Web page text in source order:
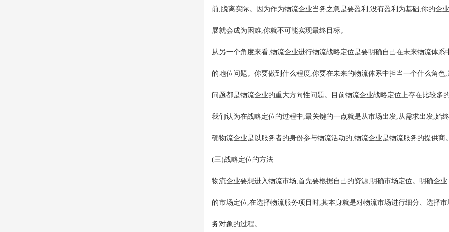
前,脱离实际。因为作为物流企业当务之急是要盈利,没有盈利为基础,你的企
展就会成为困难,你就不可能实现最终目标。
从另一个角度来看,物流企业进行物流战略定位是要明确自己在未来物流体系
的地位问题。你要做到什么程度,你要在未来的物流体系中担当一个什么角色,
问题都是物流企业的重大方向性问题。目前物流企业战略定位上存在比较多
我们认为在战略定位的过程中,最关键的一点就是从市场出发,从需求出发,始
确物流企业是以服务者的身份参与物流活动的,物流企业是物流服务的提供商
(三)战略定位的方法
物流企业要想进入物流市场,首先要根据自己的资源,明确市场定位。明确企业
的市场定位,在选择物流服务项目时,其本身就是对物流市场进行细分、选择市
务对象的过程。